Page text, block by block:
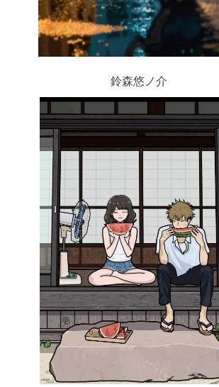
鈴森悠ノ介